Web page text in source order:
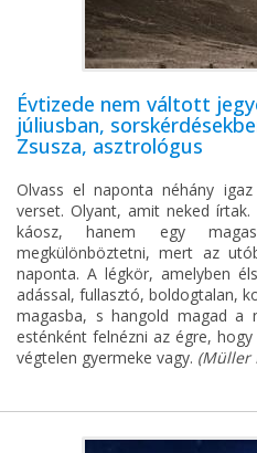
Évtizede nem váltott
júliusban,
Zsusza, asztrológus
Olvass el naponta néhány
verset. Olyant, amit neked
káosz, hanem egy
megkülönböztetni, mert az
naponta. A légkör, amelyben
adással, fullasztó, boldogtalan,
magasba, s hangold magad a
esténként felnézni az égre,
végtelen gyermeke vagy. (Müller